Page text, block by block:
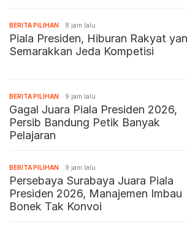
BERITA PILIHAN 8 jam lalu
Piala Presiden, Hiburan Rakyat
Semarakkan Jeda Kompetisi
BERITA PILIHAN 9 jam lalu
Gagal Juara Piala Presiden 2026,
Persib Bandung Petik Banyak
Pelajaran
BERITA PILIHAN 9 jam lalu
Persebaya Surabaya Juara Piala
Presiden 2026, Manajemen Imbau
Bonek Tak Konvoi